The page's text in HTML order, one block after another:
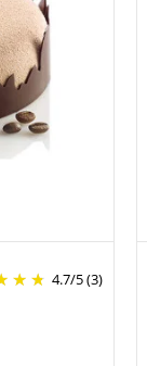
4.7/5(3)